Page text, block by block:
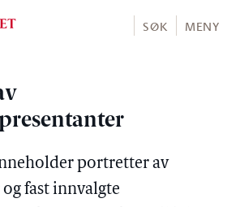
SØK MENY
portretter av
fast innvalgte